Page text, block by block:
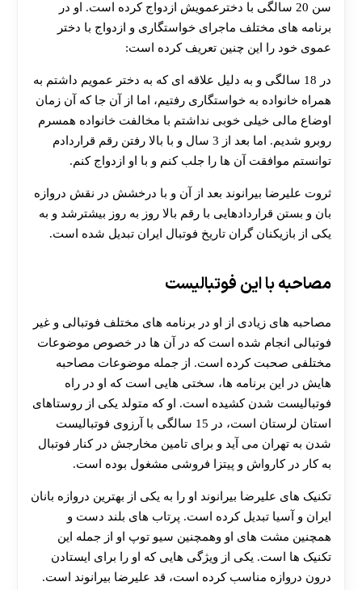
30 تا 50 درصد شارژ هدیه بیشتر فقط با ثبت نام در
هات بت
سن 20 سالگی با دخترعمویش ازدواج کرده است. او در
برنامه های مختلف ماجرای خواستگاری و ازدواج با دختر
عموی خود را این چنین تعریف کرده است:
در 18 سالگی و به دلیل علاقه ای که به دختر عمویم داشتم به
همراه خانواده به خواستگاری رفتیم، اما از آن جا که آن زمان
اوضاع مالی خیلی خوبی نداشتم با مخالفت خانواده همسرم
روبرو شدیم. اما بعد از 3 سال و با بالا رفتن رقم قراردادم
توانستم موافقت آن ها را جلب کنم و با او ازدواج کنم.
ثروت علیرضا بیرانوند بعد از آن و با درخشش در نقش دروازه
بان و بستن قراردادهایی با رقم بالا روز به روز بیشترشد و به
یکی از بازیکنان گران تاریخ فوتبال ایران تبدیل شده است.
مصاحبه با این فوتبالیست
مصاحبه های زیادی از او در برنامه های مختلف فوتبالی و غیر
فوتبالی انجام شده است که در آن ها در خصوص موضوعات
مختلفی صحبت کرده است. از جمله موضوعات مصاحبه
هایش در این برنامه ها، سختی هایی است که او در راه
فوتبالیست شدن کشیده است. او که متولد یکی از روستاهای
استان لرستان است، در 15 سالگی با آرزوی فوتبالیست
شدن به تهران می آید و برای تامین مخارجش در کنار فوتبال
به کار در کارواش و پیتزا فروشی مشغول بوده است.
تکنیک های علیرضا بیرانوند او را به یکی از بهترین دروازه بانان
ایران و آسیا تبدیل کرده است. پرتاب های بلند دست و
همچنین مشت های او وهمچنین سیو توپ او از جمله این
تکنیک ها است. یکی از ویژگی هایی که او را برای ایستادن
درون دروازه مناسب کرده است، قد علیرضا بیرانوند است.